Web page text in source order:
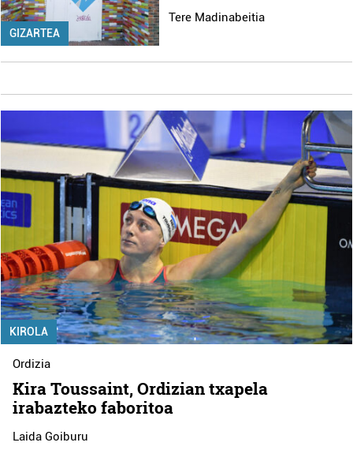
GIZARTEA
Tere Madinabeitia
KIROLA
Ordizia
Kira Toussaint, Ordizian txapela
irabazteko faboritoa
Laida Goiburu